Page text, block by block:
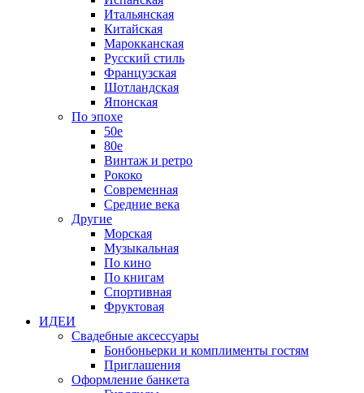
Итальянская
Китайская
Марокканская
Русский стиль
Французская
Шотландская
Японская
По эпохе
50е
80е
Винтаж и ретро
Рококо
Современная
Средние века
Другие
Морская
Музыкальная
По кино
По книгам
Спортивная
Фруктовая
ИДЕИ
Свадебные аксессуары
Бонбоньерки и комплименты гостям
Приглашения
Оформление банкета